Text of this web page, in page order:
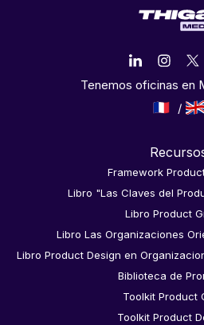
Tenemos oficinas en
Framework
Libro "Las Claves del
Libro Product
Libro Las Organizaciones
Libro Product Design en
Biblioteca de
Toolkit Product
Toolkit Product